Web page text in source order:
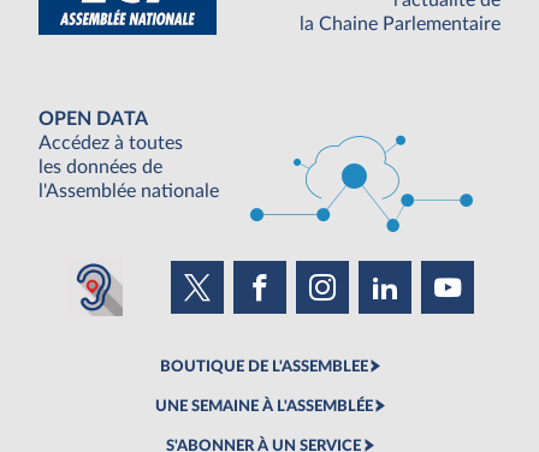
la Chaine Parlementaire
OPEN DATA
Accédez à toutes
les données de
l'Assemblée nationale
BOUTIQUE DE L'ASSEMBLEE
UNE SEMAINE À L'ASSEMBLÉE
S'ABONNER À UN SERVICE